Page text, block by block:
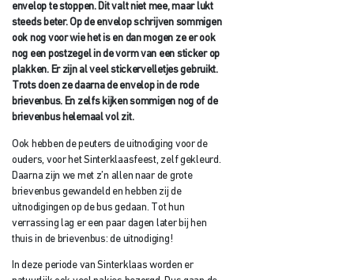
envelop te stoppen. Dit valt niet mee, maar lukt
steeds beter. Op de envelop schrijven sommigen
ook nog voor wie het is en dan mogen ze er ook
nog een postzegel in de vorm van een sticker op
plakken. Er zijn al veel stickervelletjes gebruikt.
Trots doen ze daarna de envelop in de rode
brievenbus. En zelfs kijken sommigen nog of de
brievenbus helemaal vol zit.
Ook hebben de peuters de uitnodiging voor de
ouders, voor het Sinterklaasfeest, zelf gekleurd.
Daarna zijn we met z’n allen naar de grote
brievenbus gewandeld en hebben zij de
uitnodigingen op de bus gedaan. Tot hun
verrassing lag er een paar dagen later bij hen
thuis in de brievenbus: de uitnodiging!
In deze periode van Sinterklaas worden er